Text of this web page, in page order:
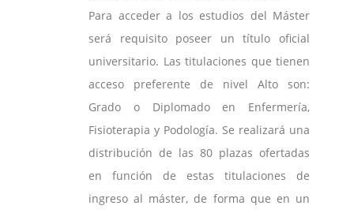
Para acceder a los estudios del Máster
será requisito poseer un título oficial
universitario. Las titulaciones que tienen
acceso preferente de nivel Alto son:
Grado o Diplomado en Enfermería,
Fisioterapia y Podología. Se realizará una
distribución de las 80 plazas ofertadas
en función de estas titulaciones de
ingreso al máster, de forma que en un